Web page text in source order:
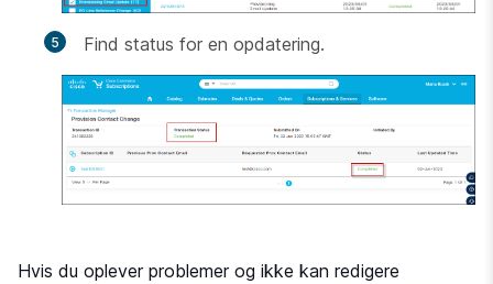
Find status for en opdatering.
Hvis du oplever problemer og ikke kan redigere